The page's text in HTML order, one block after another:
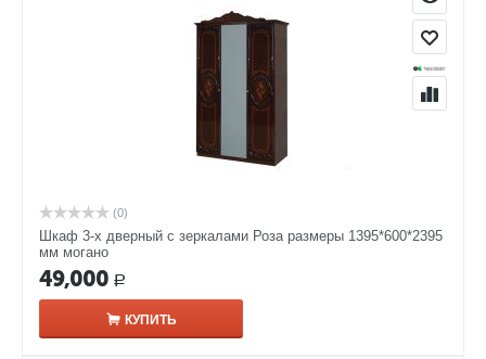
(0)
Шкаф 3-х дверный с зеркалами Роза размеры 1395*600*2395
мм могано
49,000 Р
КУПИТЬ